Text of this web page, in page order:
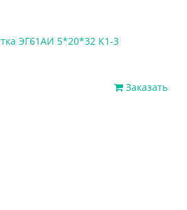
ЭГ61АИ 5*20*32 К1-3
Заказать